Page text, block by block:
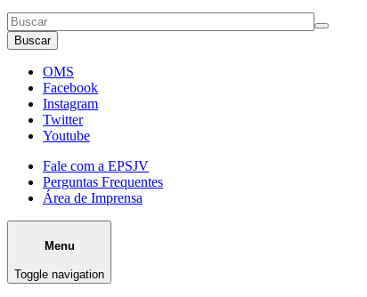
Buscar
OMS
Facebook
Instagram
Twitter
Youtube
Fale com a EPSJV
Perguntas Frequentes
Área de Imprensa
Menu
Toggle navigation